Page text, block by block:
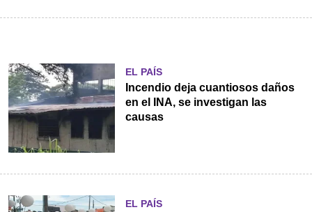
EL PAÍS
Incendio deja cuantiosos daños
en el INA, se investigan las
causas
EL PAÍS